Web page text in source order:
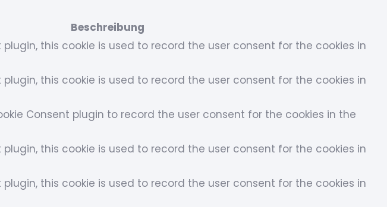
Beschreibung
plugin, this cookie is used to record the user consent for the cookies in
plugin, this cookie is used to record the user consent for the cookies in
Consent plugin to record the user consent for the cookies in the
plugin, this cookie is used to record the user consent for the cookies in
plugin, this cookie is used to record the user consent for the cookies in